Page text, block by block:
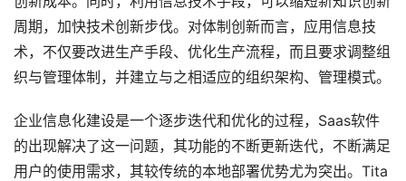
周期，加快技术创新步伐。对体制创新而言，应用信息技
术，不仅要改进生产手段、优化生产流程，而且要求调整组
织与管理体制，并建立与之相适应的组织架构、管理模式。
企业信息化建设是一个逐步迭代和优化的过程，Saas软件
的出现解决了这一问题，其功能的不断更新迭代，不断满足
用户的使用需求，其较传统的本地部署优势尤为突出。Tita